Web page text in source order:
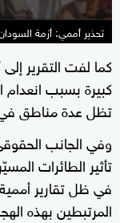
تحذير أممي: أزمة
كما لفت التقرير
كبيرة بسبب انعدام
تظل عدة مناطق في
وفي الجانب
تأثير الطائرات
في ظل تقارير أممية
المرتبطين بهذه